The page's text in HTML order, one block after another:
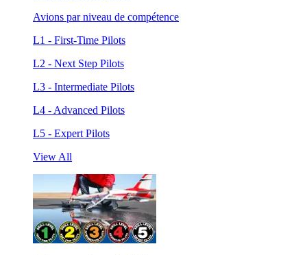
Avions par niveau de compétence
L1 - First-Time Pilots
L2 - Next Step Pilots
L3 - Intermediate Pilots
L4 - Advanced Pilots
L5 - Expert Pilots
View All